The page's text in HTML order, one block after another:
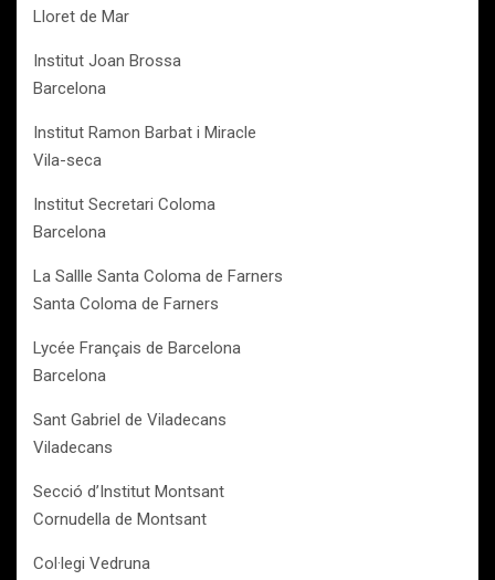
Lloret de Mar
Institut Joan Brossa
Barcelona
Institut Ramon Barbat i Miracle
Vila-seca
Institut Secretari Coloma
Barcelona
La Sallle Santa Coloma de Farners
Santa Coloma de Farners
Lycée Français de Barcelona
Barcelona
Sant Gabriel de Viladecans
Viladecans
Secció d’Institut Montsant
Cornudella de Montsant
Col·legi Vedruna